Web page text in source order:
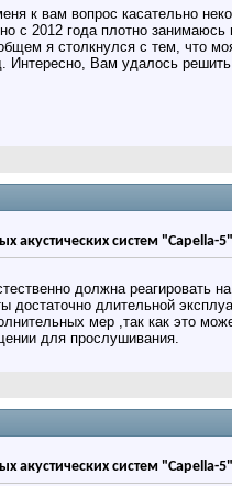
к вам вопрос касательно
с 2012 года плотно
я столкнулся с тем, что
Интересно, Вам удалось
акустических систем "Capella-5"
должна реагировать
достаточно длительной
мер ,так как это
для прослушивания.
акустических систем "Capella-5"